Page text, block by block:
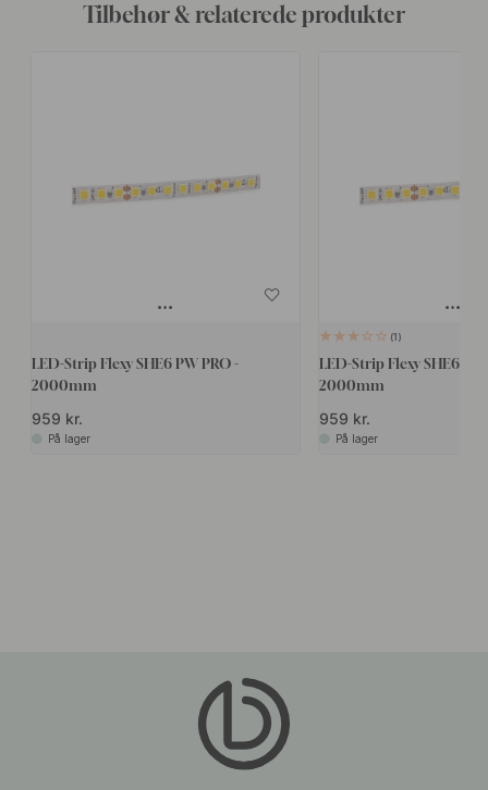
Tilbehør & relaterede produkter
LED-Strip Flexy SHE6 PW PRO -
2000mm
959 kr.
På lager
1
LED-Strip Flexy SHE6 PW
2000mm
959 kr.
På lager